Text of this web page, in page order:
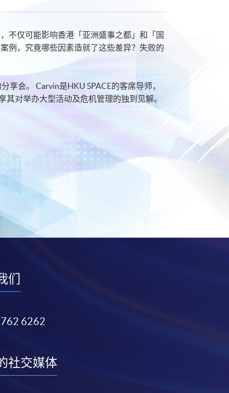
不仅可能影响香港「亚洲盛事之都」和「国
例，究竟哪些因素造就了这些差异？失败的
享会。 Carvin是HKU SPACE的客席导师，
其对举办大型活动及危机管理的独到见解。
们
6262
社交媒体